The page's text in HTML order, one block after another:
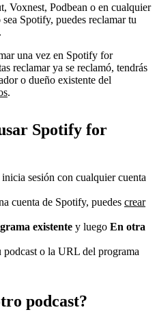
Voxnest, Podbean o en cualquier
Spotify, puedes reclamar tu
una vez en Spotify for
reclamar ya se reclamó, tendrás
o dueño existente del
.
Spotify for
inicia sesión con cualquier cuenta
cuenta de Spotify, puedes crear
existente y luego En otra
podcast o la URL del programa
podcast?